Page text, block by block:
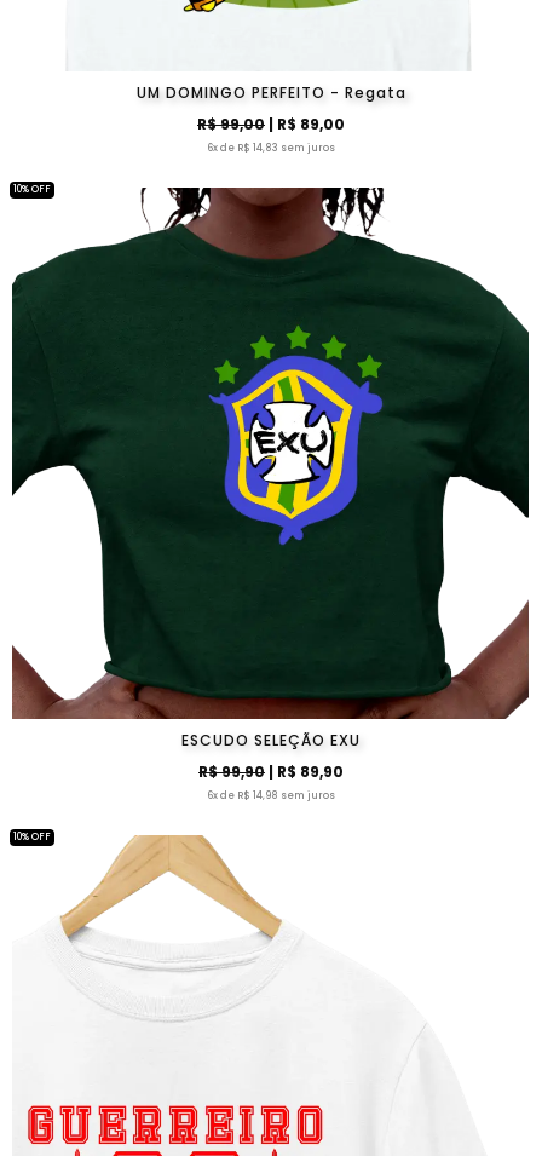
UM DOMINGO PERFEITO - Regata
R$ 99,00 | R$ 89,00
6x de R$ 14,83 sem juros
ESCUDO SELEÇÃO EXU
R$ 99,90 | R$ 89,90
6x de R$ 14,98 sem juros
10% OFF
10% OFF